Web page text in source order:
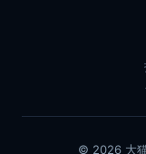
© 2026 大